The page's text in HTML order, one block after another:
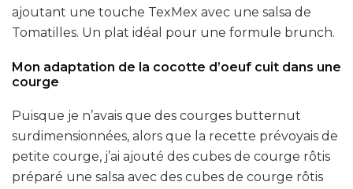
ajoutant une touche TexMex avec une salsa de
Tomatilles. Un plat idéal pour une formule brunch.
Mon adaptation de la cocotte d’oeuf cuit dans une
courge
Puisque je n’avais que des courges butternut
surdimensionnées, alors que la recette prévoyais de
petite courge, j’ai ajouté des cubes de courge rôtis
préparé une salsa avec des cubes de courge rôtis